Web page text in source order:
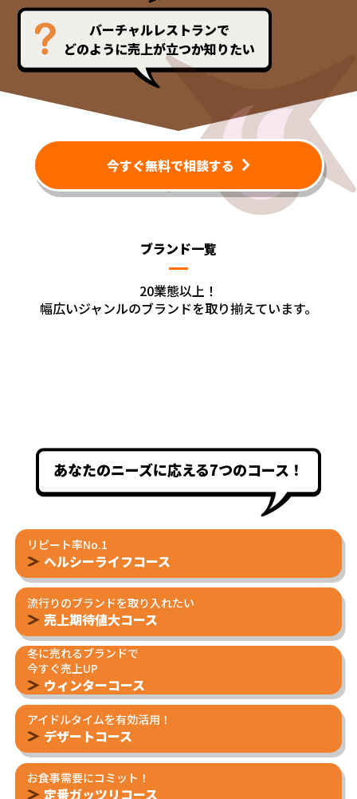
バーチャルレストランで
どのように売上が立つか知りたい
今すぐ無料で相談する
ブランド一覧
20業態以上！
幅広いジャンルのブランドを取り揃えています。
あなたのニーズに応える7つのコース！
リピート率No.1
ヘルシーライフコース
流行りのブランドを取り入れたい
売上期待値大コース
冬に売れるブランドで
今すぐ売上UP
ウィンターコース
アイドルタイムを有効活用！
デザートコース
お食事需要にコミット！